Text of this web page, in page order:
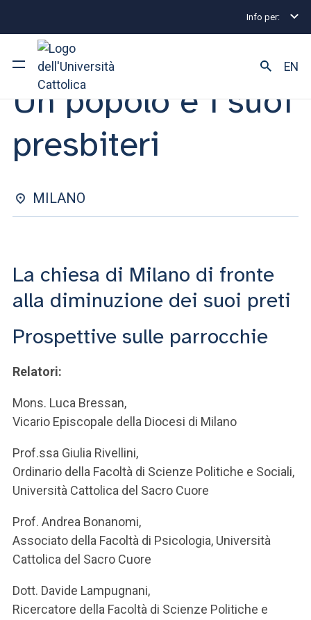
Info per:
Ateneo
Corsi di studio
Ricerca
Facoltà e campus
SEI UNO STUDENTE ISCRITTO?
SEI UN DOCENTE O UN MEMBRO DELLO STAFF
ACCEDI A CLOUDMAIL
EN
Eventi Milano Un popolo e i suoi presbiteri
LEZIONE APERTA | 17 NOVEMBRE 2023
Un popolo e i suoi
presbiteri
MILANO
La chiesa di Milano di fronte
alla diminuzione dei suoi preti
Prospettive sulle parrocchie
Relatori:
Mons. Luca Bressan,
Vicario Episcopale della Diocesi di Milano
Prof.ssa Giulia Rivellini,
Ordinario della Facoltà di Scienze Politiche e Sociali,
Università Cattolica del Sacro Cuore
Prof. Andrea Bonanomi,
Associato della Facoltà di Psicologia, Università
Cattolica del Sacro Cuore
Dott. Davide Lampugnani,
Ricercatore della Facoltà di Scienze Politiche e